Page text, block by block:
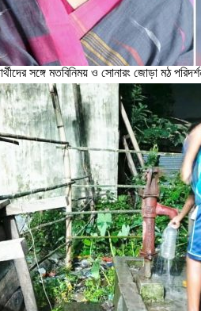
সঙ্গে মতবিনিময় ও সোনারং জোড়া মঠ